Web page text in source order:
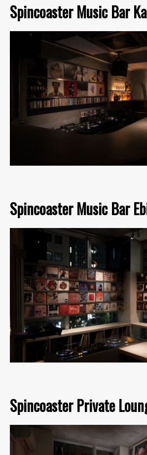
Spincoaster Music Bar
Spincoaster Music Bar
Spincoaster Private